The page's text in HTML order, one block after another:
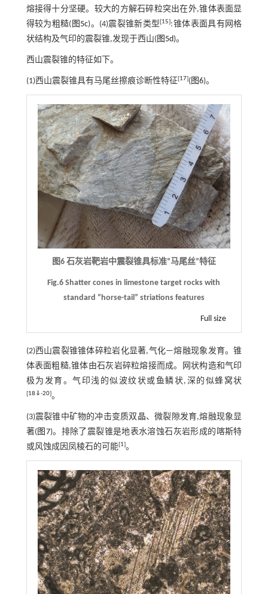
熔接得十分坚硬。较大的方解石碎粒突出在外,锥体表面显
得较为粗糙( 图5c)。(4)震裂锥新类型[15]:锥体表面具有网格
状结构及气印的震裂锥,发现于西山(图5d)。
西山震裂锥的特征如下。
(1)西山震裂锥具有马尾丝擦痕诊断性特征[17](图6)。
图6 石灰岩靶岩中震裂锥具标准“马尾丝”特征
Fig.6 Shatter cones in limestone target rocks with
standard “horse-tail” striations features
Full size
(2)西山震裂锥锥体碎粒岩化显著,气化—熔融现象发育。锥
体表面粗糙,锥体由石灰岩碎粒熔接而成。网状构造和气印
极为发育。气印浅的似波纹状或鱼鳞状,深的似蜂窝状
[18 ⇓-20]。
(3)震裂锥中矿物的冲击变质双晶、微裂隙发育,熔融现象显
著(图7)。排除了震裂锥是地表水溶蚀石灰岩形成的喀斯特
或风蚀成因凤稜石的可能[1]。